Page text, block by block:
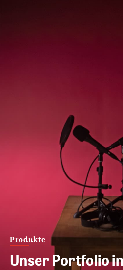
Produkte
Unser Portfolio